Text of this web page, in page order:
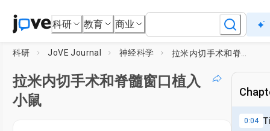
科研 教育 商业
科研 JoVE Journal 神经科学
拉米内切手术和脊髓窗口植入
小鼠
0:04